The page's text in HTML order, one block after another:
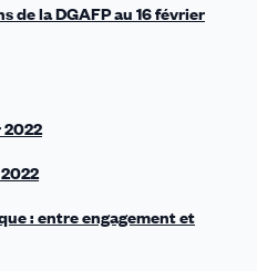
de la DGAFP au 16 février
2022
: entre engagement et